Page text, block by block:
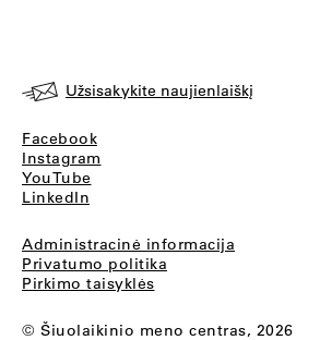
Užsisakykite naujienlaiškį
Facebook
Instagram
YouTube
LinkedIn
Administracinė informacija
Privatumo politika
Pirkimo taisyklės
© Šiuolaikinio meno centras, 2026